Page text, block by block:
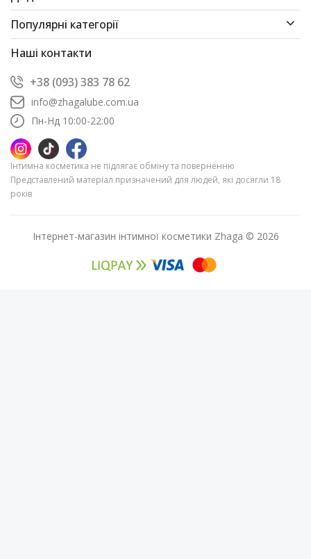
Популярні категорії
Наші контакти
+38 (093) 383 78 62
info@zhagalube.com.ua
Пн-Нд 10:00-22:00
Інтимна косметика не підлягає обміну та поверненню
Представлений матеріал призначений для людей, які досягли 18
років
Інтернет-магазин інтимної косметики Zhaga © 2026